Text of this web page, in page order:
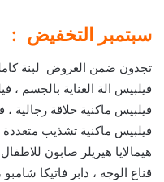
سبتمبر التخفيض :
تجدون ضمن العروض لبنة
فيلبيس الة العناية بالجسم ،
فيلبيس ماكنية حلاقة
فيلبيس ماكنية تشذيب متعددة
هيمالايا هيريلر صابون
قناع الوجه ، دابر فاتيكا شامبو